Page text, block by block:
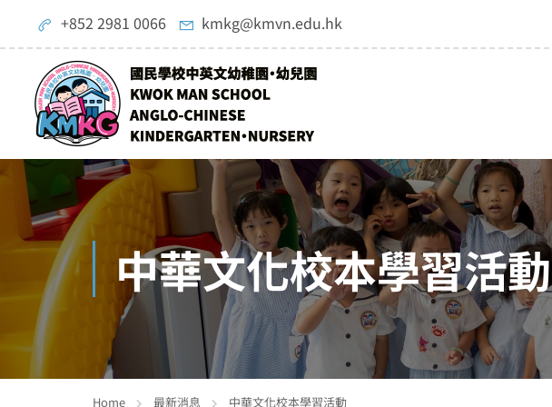
+852 2981 0066 kmkg@kmvn.edu.hk
中華文化校本學習活動
Home 最新消息 中華文化校本學習活動